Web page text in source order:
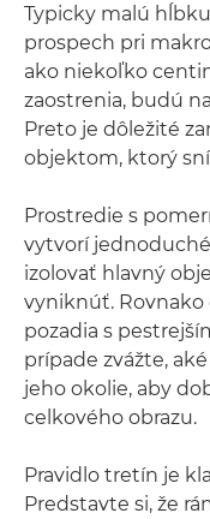
Typicky malú
prospech pri
ako niekoľko
zaostrenia, budú
Preto je dôležité
objektom, ktorý
Prostredie s
vytvorí
izolovať hlavný
vyniknúť.
pozadia s
prípade zvážte,
jeho okolie, aby
celkového obrazu.
Pravidlo tretín je
Predstavte si, že